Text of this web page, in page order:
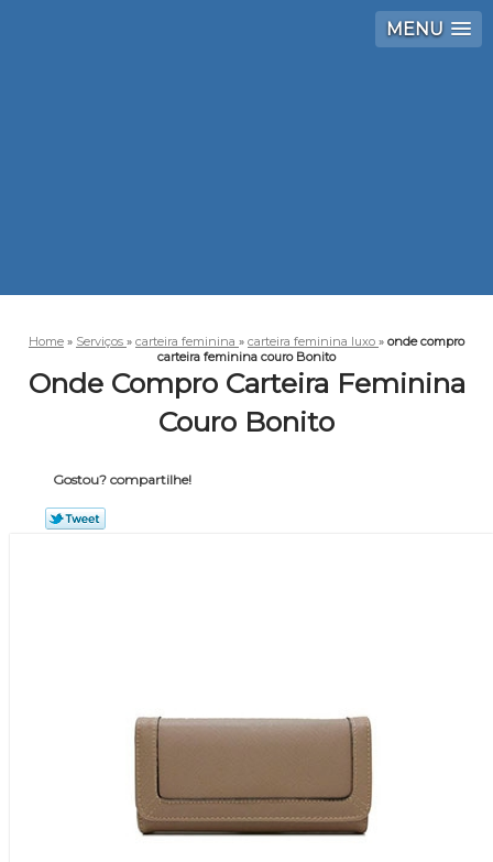
MENU
Home » Serviços » carteira feminina » carteira feminina luxo » onde compro
carteira feminina couro Bonito
Onde Compro Carteira Feminina
Couro Bonito
Gostou? compartilhe!